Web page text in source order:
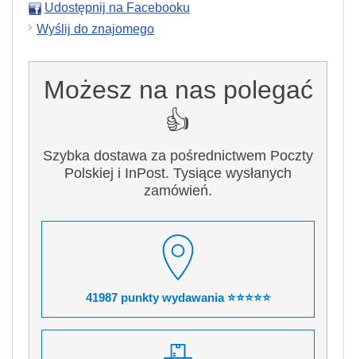
Udostępnij na Facebooku
Wyślij do znajomego
Możesz na nas polegać
👍
Szybka dostawa za pośrednictwem Poczty
Polskiej i InPost. Tysiące wysłanych
zamówień.
41987 punkty wydawania ⭐⭐⭐⭐⭐